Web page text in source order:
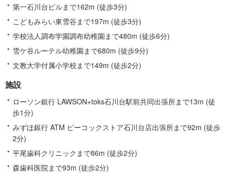
第一石川台ビルまで162m (徒歩3分)
こどもみらい東雪谷まで197m (徒歩3分)
学校法人調布学園調布幼稚園まで480m (徒歩6分)
雪ケ谷ルーテル幼稚園まで680m (徒歩9分)
文教大学付属小学校まで149m (徒歩2分)
施設
ローソン銀行 LAWSON+toks石川台駅前共同出張所まで13m (徒
歩1分)
みずほ銀行 ATM ピーコックストア石川台店出張所まで92m (徒歩
2分)
平尾歯科クリニックまで86m (徒歩2分)
森歯科医院まで93m (徒歩2分)